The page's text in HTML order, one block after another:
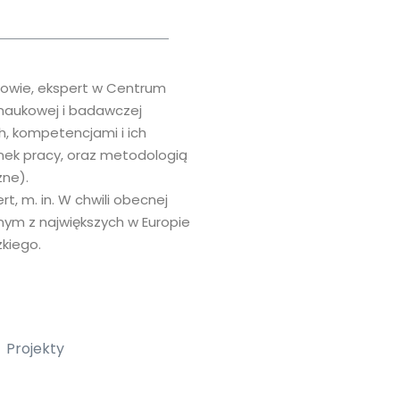
ekspert w Centrum
i badawczej
kompetencjami i ich
pracy, oraz metodologią
m. in. W chwili obecnej
z największych w Europie
Projekty